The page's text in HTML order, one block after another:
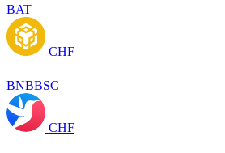
BAT
CHF
BNBBSC
CHF